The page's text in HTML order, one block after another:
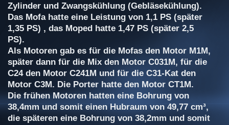
Zylinder und Zwangskühlung (Gebläsekühlung).
Das Mofa hatte eine Leistung von 1,1 PS (später
1,35 PS) , das Moped hatte 1,47 PS (später 2,5
PS).
Als Motoren gab es für die Mofas den Motor M1M,
später dann für die Mix den Motor C031M, für die
C24 den Motor C241M und für die C31-Kat den
Motor C3M. Die Porter hatte den Motor CT1M.
Die frühen Motoren hatten eine Bohrung von
38,4mm und somit einen Hubraum von 49,77 cm³,
die späteren eine Bohrung von 38,2mm und somit